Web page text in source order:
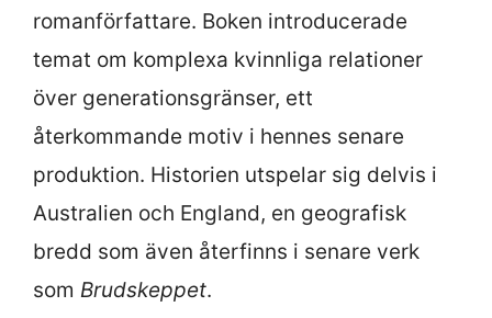
romanförfattare. Boken introducerade
temat om komplexa kvinnliga relationer
över generationsgränser, ett
återkommande motiv i hennes senare
produktion. Historien utspelar sig delvis i
Australien och England, en geografisk
bredd som även återfinns i senare verk
som Brudskeppet.